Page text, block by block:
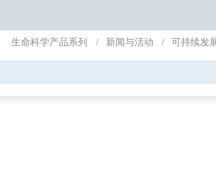
生命科学产品系列 新闻与活动 可持续发